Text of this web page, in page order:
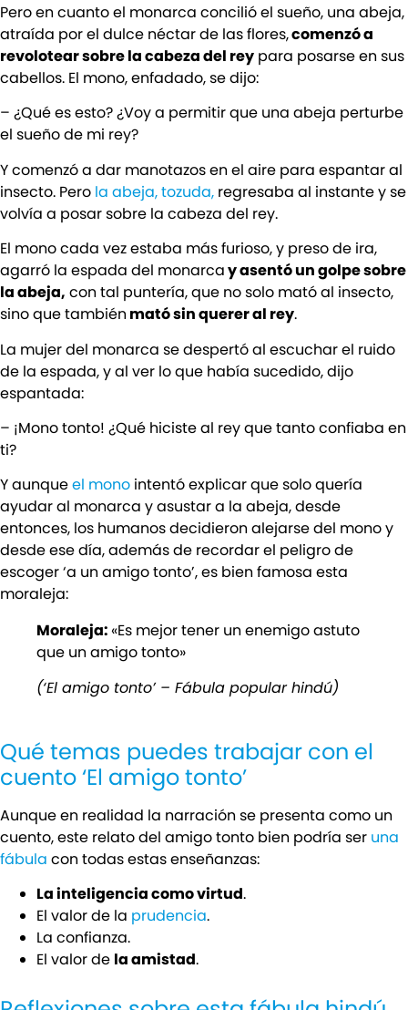
Pero en cuanto el monarca concilió el sueño, una abeja,
atraída por el dulce néctar de las flores,comenzó a
revolotear sobre la cabeza del rey para posarse en sus
cabellos. El mono, enfadado, se dijo:
– ¿Qué es esto? ¿Voy a permitir que una abeja perturbe
el sueño de mi rey?
Y comenzó a dar manotazos en el aire para espantar al
insecto. Pero la abeja, tozuda, regresaba al instante y se
volvía a posar sobre la cabeza del rey.
El mono cada vez estaba más furioso, y preso de ira,
agarró la espada del monarcay asentó un golpe sobre
la abeja, con tal puntería, que no solo mató al insecto,
sino que tambiénmató sin querer al rey.
La mujer del monarca se despertó al escuchar el ruido
de la espada, y al ver lo que había sucedido, dijo
espantada:
– ¡Mono tonto! ¿Qué hiciste al rey que tanto confiaba en
ti?
Y aunqueel mono intentó explicar que solo quería
ayudar al monarca y asustar a la abeja, desde
entonces, los humanos decidieron alejarse del mono y
desde ese día, además de recordar el peligro de
escoger ‘a un amigo tonto’, es bien famosa esta
moraleja:
Moraleja:«Es mejor tener un enemigo astuto
que un amigo tonto»
(‘El amigo tonto’ – Fábula popular hindú)
Qué temas puedes trabajar con el
cuento ‘El amigo tonto’
Aunque en realidad la narración se presenta como un
cuento, este relato del amigo tonto bien podría ser una
fábula con todas estas enseñanzas:
La inteligencia como virtud.
El valor de la prudencia.
La confianza.
El valor de la amistad.